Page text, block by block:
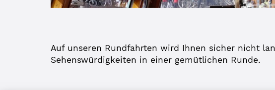
Auf unseren Rundfahrten wird Ihnen sicher nicht
Sehenswürdigkeiten in einer gemütlichen Runde.